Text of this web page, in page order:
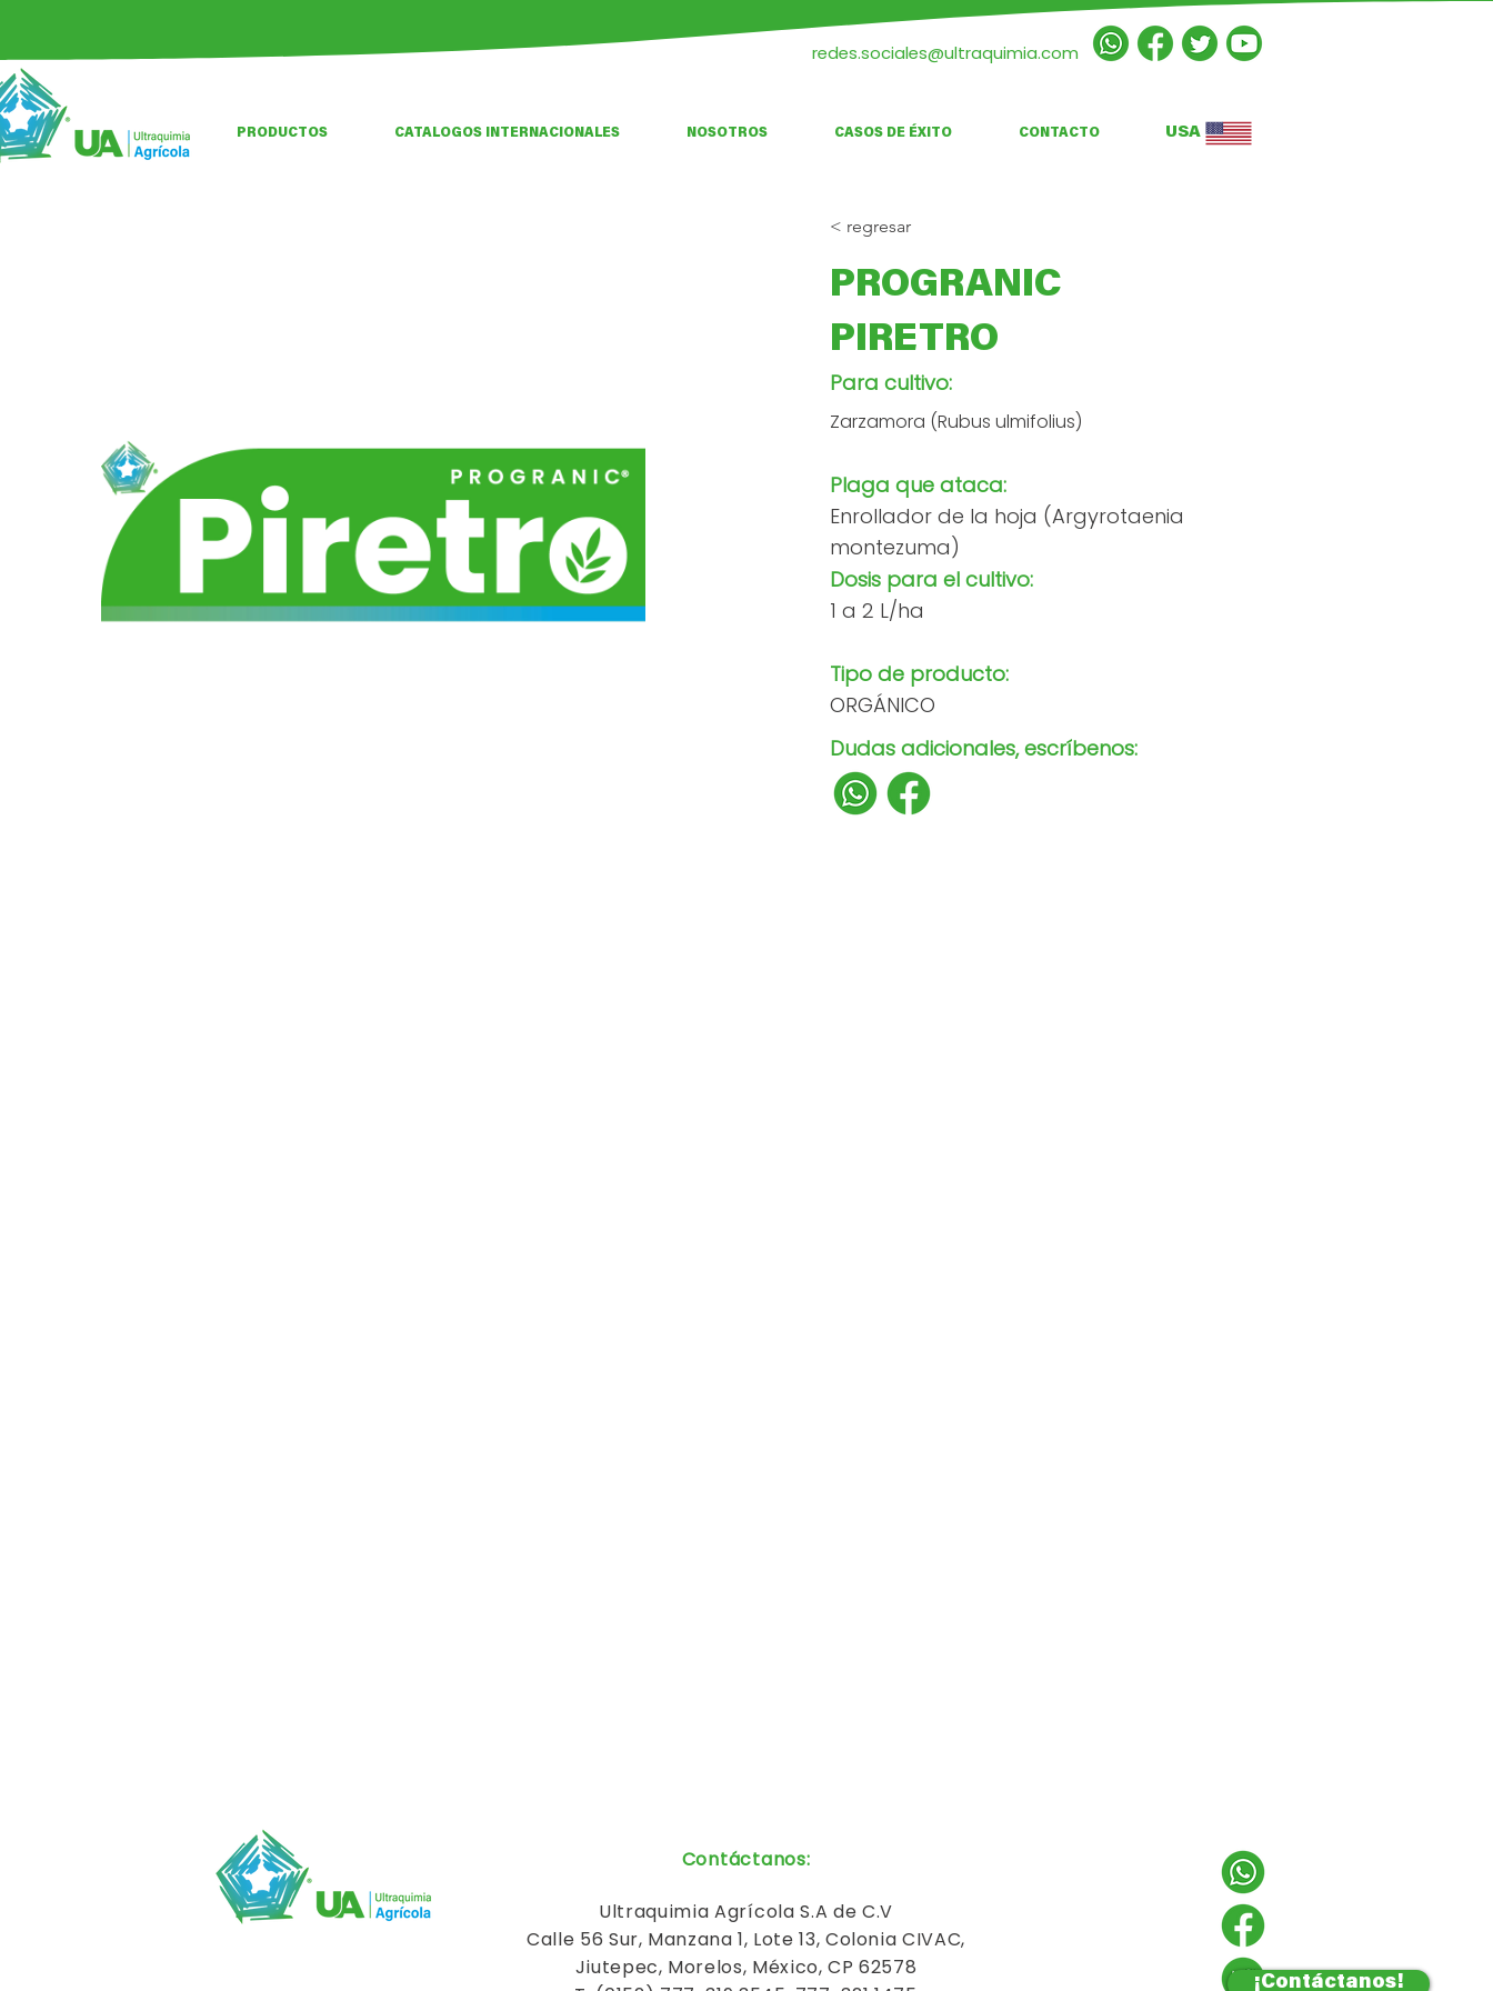
redes.sociales@ultraquimia.com
PRODUCTOS CATALOGOS INTERNACIONALES NOSOTROS CASOS DE ÉXITO CONTACTO USA
< regresar
PROGRANIC
PIRETRO
Para cultivo:
Zarzamora (Rubus ulmifolius)
Plaga que ataca:
Enrollador de la hoja (Argyrotaenia
montezuma)
Dosis para el cultivo:
1 a 2 L/ha
Tipo de producto:
ORGÁNICO
Dudas adicionales, escríbenos:
¡Contáctanos!
Contáctanos:
Ultraquimia Agrícola S.A de C.V
Calle 56 Sur, Manzana 1, Lote 13, Colonia CIVAC,
Jiutepec, Morelos, México, CP 62578